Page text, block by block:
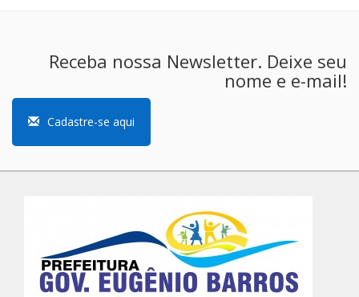
Receba nossa Newsletter. Deixe seu
nome e e-mail!
Cadastre-se aqui